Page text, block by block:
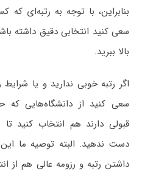
بنابراین، با توجه به رتبه‌ای که
سعی کنید انتخابی دقیق داشته
بالا ببرید.
اگر رتبه خوبی ندارید و یا
سعی کنید از دانشگاه‌هایی که
قبولی دارند هم انتخاب کنید
دست ندهید. البته توصیه ما
داشتن رتبه و رزومه عالی هم از